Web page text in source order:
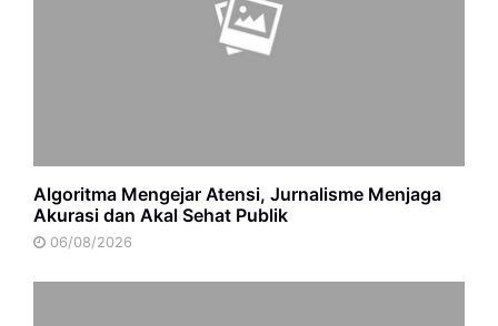
Algoritma Mengejar Atensi, Jurnalisme Menjaga
Akurasi dan Akal Sehat Publik
06/08/2026